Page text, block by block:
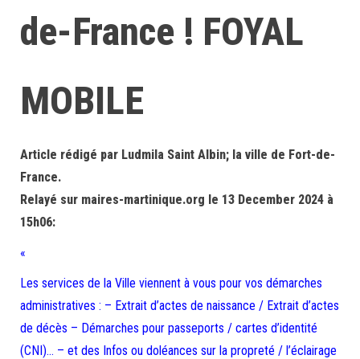
de-France ! FOYAL
MOBILE
Article rédigé par Ludmila Saint Albin; la ville de Fort-de-
France.
Relayé sur maires-martinique.org le 13 December 2024 à
15h06:
«
Les services de la Ville viennent à vous pour vos démarches
administratives : – Extrait d’actes de naissance / Extrait d’actes
de décès – Démarches pour passeports / cartes d’identité
(CNI)… – et des Infos ou doléances sur la propreté / l’éclairage